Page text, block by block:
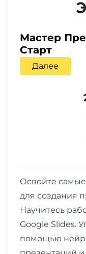
Мастер
Старт
Далее
Освойте
для создания
Научитесь
Google Slides.
помощью